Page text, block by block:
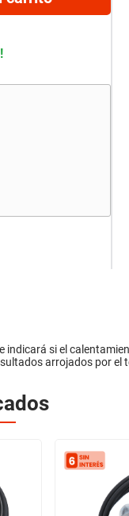
si el
arrojados por el